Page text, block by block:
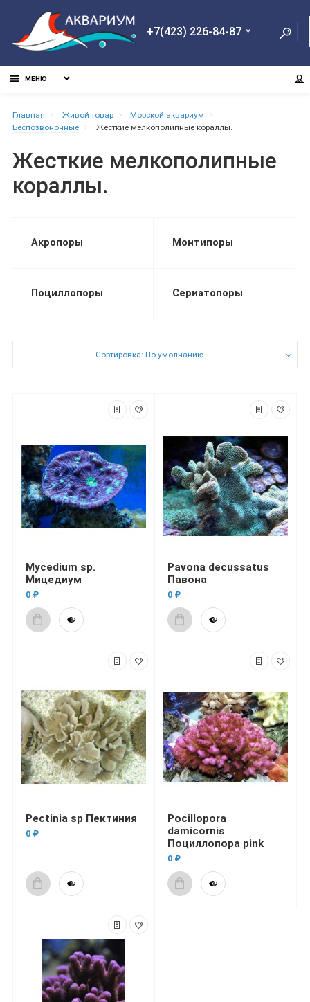
+7(423) 226-84-87
МЕНЮ
Главная Живой товар
Морской аквариум
Беспозвоночные
Жесткие мелкополипные кораллы.
Жесткие мелкополипные
кораллы.
Акропоры Монтипоры
Поциллопоры Сериатопоры
Сортировка: По умолчанию
Mycedium sp.
Мицедиум
0 ₽
Pavona decussatus
Павона
0 ₽
Pectinia sp Пектиния
0 ₽
Pocillopora
damicornis
Поциллопора pink
0 ₽